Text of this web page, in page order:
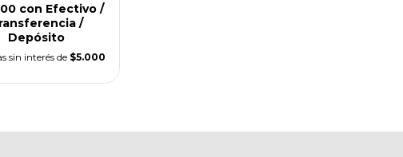
con Efectivo /
/
Depósito
sin interés de $5.000